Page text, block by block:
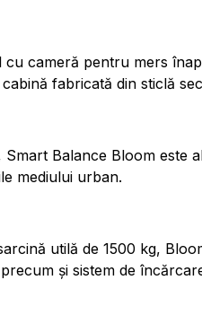
cameră pentru mers
fabricată din sticlă
Smart Balance Bloom
mediului urban.
utilă de 1500 kg,
și sistem de